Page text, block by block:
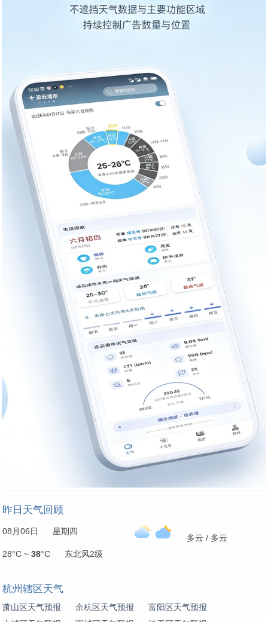
昨日天气回顾
08月06日 星期四
多云 / 多云
28°C ~ 38°C 东北风2级
杭州辖区天气
萧山区天气预报 余杭区天气预报
富阳区天气预报